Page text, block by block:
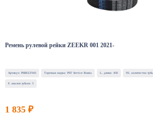
Ремень рулевой рейки ZEEKR 001 2021-
Артикул: PSBELT043 Торговая марка: PST Service Russia L, длина: 450 N1, количество
F, наклон зубьев: 5
1 835 ₽